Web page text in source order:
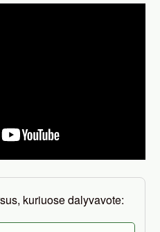
kuriuose dalyvavote: